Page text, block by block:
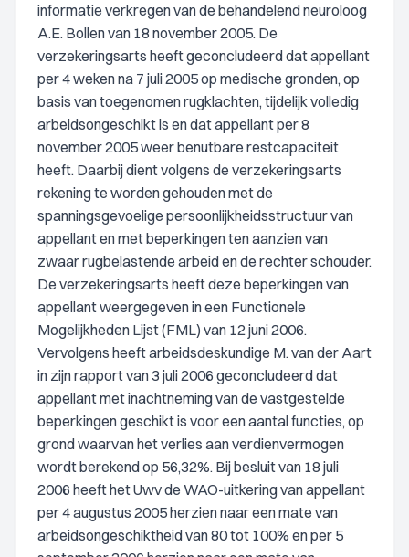
informatie verkregen van de behandelend neuroloog
A.E. Bollen van 18 november 2005. De
verzekeringsarts heeft geconcludeerd dat appellant
per 4 weken na 7 juli 2005 op medische gronden, op
basis van toegenomen rugklachten, tijdelijk volledig
arbeidsongeschikt is en dat appellant per 8
november 2005 weer benutbare restcapaciteit
heeft. Daarbij dient volgens de verzekeringsarts
rekening te worden gehouden met de
spanningsgevoelige persoonlijkheidsstructuur van
appellant en met beperkingen ten aanzien van
zwaar rugbelastende arbeid en de rechter schouder.
De verzekeringsarts heeft deze beperkingen van
appellant weergegeven in een Functionele
Mogelijkheden Lijst (FML) van 12 juni 2006.
Vervolgens heeft arbeidsdeskundige M. van der Aart
in zijn rapport van 3 juli 2006 geconcludeerd dat
appellant met inachtneming van de vastgestelde
beperkingen geschikt is voor een aantal functies, op
grond waarvan het verlies aan verdienvermogen
wordt berekend op 56,32%. Bij besluit van 18 juli
2006 heeft het Uwv de WAO-uitkering van appellant
per 4 augustus 2005 herzien naar een mate van
arbeidsongeschiktheid van 80 tot 100% en per 5